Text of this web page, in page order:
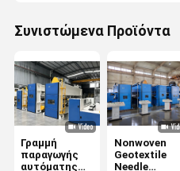
Συνιστώμενα Προϊόντα
Γραμμή
παραγωγής
αυτόματης
Nonwoven
Geotextile
Needle